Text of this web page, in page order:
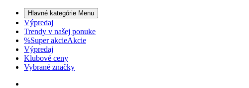
Hlavné kategórie Menu
Výpredaj
Trendy v našej ponuke
%Super akcieAkcie
Výpredaj
Klubové ceny
Vybrané značky